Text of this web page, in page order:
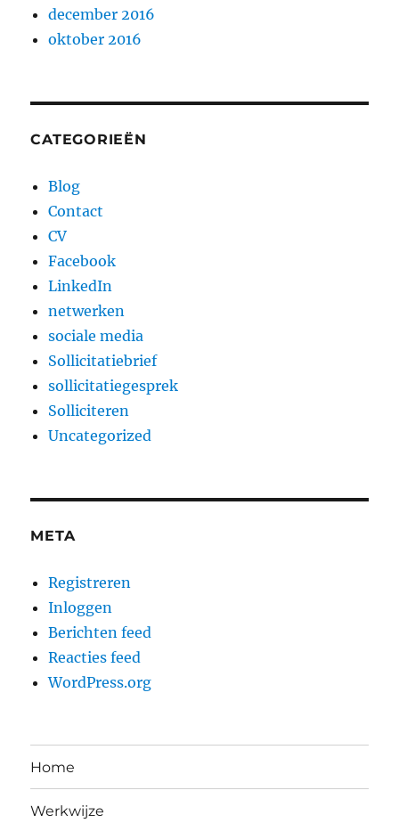
december 2016
oktober 2016
CATEGORIEËN
Blog
Contact
CV
Facebook
LinkedIn
netwerken
sociale media
Sollicitatiebrief
sollicitatiegesprek
Solliciteren
Uncategorized
META
Registreren
Inloggen
Berichten feed
Reacties feed
WordPress.org
Home
Werkwijze